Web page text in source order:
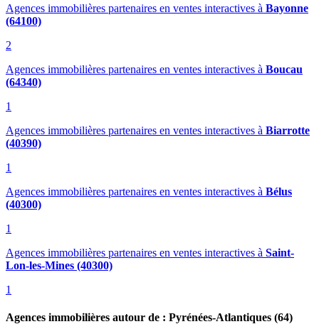
Agences immobilières partenaires en ventes interactives à Bayonne
(64100)
2
Agences immobilières partenaires en ventes interactives à Boucau
(64340)
1
Agences immobilières partenaires en ventes interactives à Biarrotte
(40390)
1
Agences immobilières partenaires en ventes interactives à Bélus
(40300)
1
Agences immobilières partenaires en ventes interactives à Saint-
Lon-les-Mines (40300)
1
Agences immobilières autour de : Pyrénées-Atlantiques (64)